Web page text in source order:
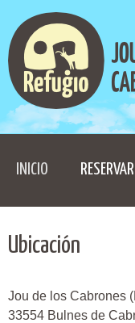
INICIO RESERVAR
Ubicación
Jou de los Cabrones
33554 Bulnes de